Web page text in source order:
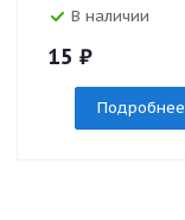
В наличии
15 ₽
Подробнее